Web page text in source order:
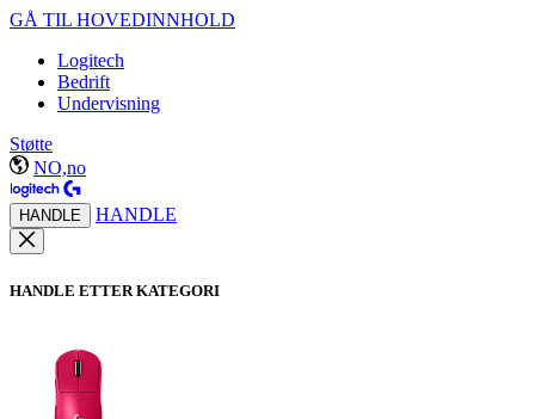
GÅ TIL HOVEDINNHOLD
Logitech
Bedrift
Undervisning
Støtte
NO,no
HANDLE HANDLE
HANDLE ETTER KATEGORI